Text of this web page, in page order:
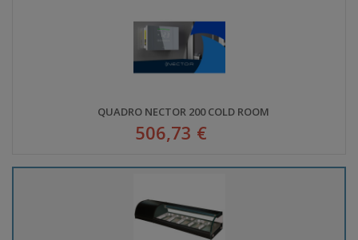
QUADRO NECTOR 200 COLD ROOM
506,73 €